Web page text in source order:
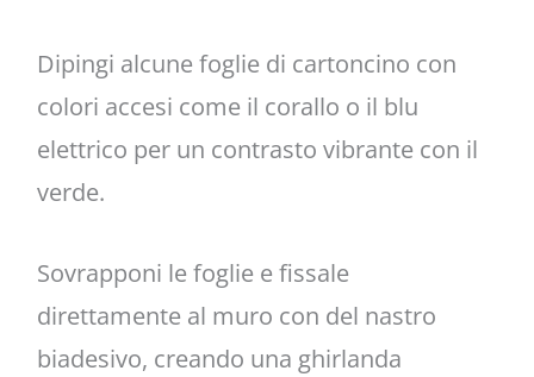
Dipingi alcune foglie di cartoncino con
colori accesi come il corallo o il blu
elettrico per un contrasto vibrante con il
verde.
Sovrapponi le foglie e fissale
direttamente al muro con del nastro
biadesivo, creando una ghirlanda